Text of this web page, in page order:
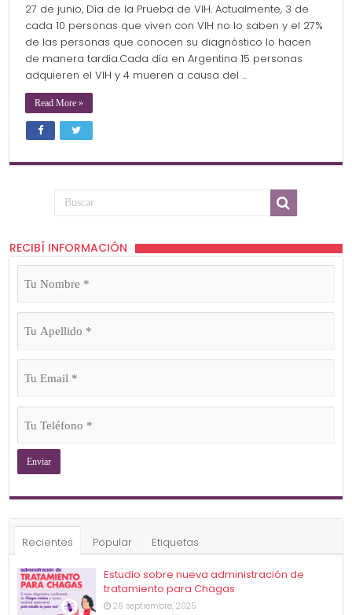
27 de junio, Día de la Prueba de VIH. Actualmente, 3 de
cada 10 personas que viven con VIH no lo saben y el 27%
de las personas que conocen su diagnóstico lo hacen
de manera tardía.Cada día en Argentina 15 personas
adquieren el VIH y 4 mueren a causa del …
Read More »
RECIBÍ INFORMACIÓN
Tu
Nombre
Tu
Apellido
Tu
Email
Tu
Teléfono
Recientes Popular Etiquetas
Estudio sobre nueva administración de
tratamiento para Chagas
26 septiembre, 2025